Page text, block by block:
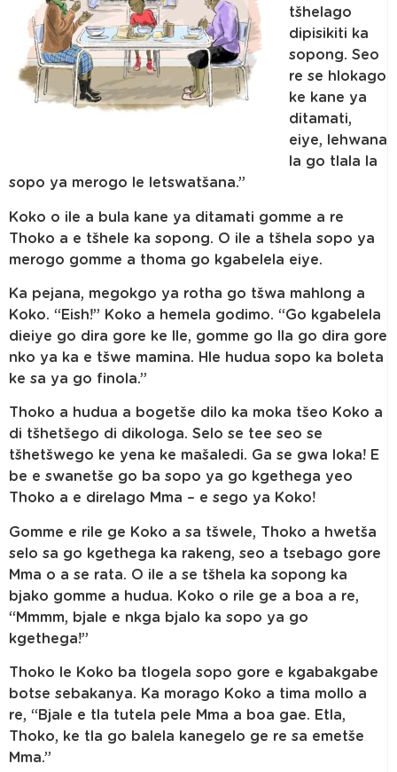
tšhelago
dipisikiti ka
sopong. Seo
re se hlokago
ke kane ya
ditamati,
eiye, lehwana
la go tlala la
sopo ya merogo le letswatšana.”
Koko o ile a bula kane ya ditamati gomme a re
Thoko a e tšhele ka sopong. O ile a tšhela sopo ya
merogo gomme a thoma go kgabelela eiye.
Ka pejana, megokgo ya rotha go tšwa mahlong a
Koko. “Eish!” Koko a hemela godimo. “Go kgabelela
dieiye go dira gore ke lle, gomme go lla go dira gore
nko ya ka e tšwe mamina. Hle hudua sopo ka boleta
ke sa ya go finola.”
Thoko a hudua a bogetše dilo ka moka tšeo Koko a
di tšhetšego di dikologa. Selo se tee seo se
tšhetšwego ke yena ke mašaledi. Ga se gwa loka! E
be e swanetše go ba sopo ya go kgethega yeo
Thoko a e direlago Mma – e sego ya Koko!
Gomme e rile ge Koko a sa tšwele, Thoko a hwetša
selo sa go kgethega ka rakeng, seo a tsebago gore
Mma o a se rata. O ile a se tšhela ka sopong ka
bjako gomme a hudua. Koko o rile ge a boa a re,
“Mmmm, bjale e nkga bjalo ka sopo ya go
kgethega!”
Thoko le Koko ba tlogela sopo gore e kgabakgabe
botse sebakanya. Ka morago Koko a tima mollo a
re, “Bjale e tla tutela pele Mma a boa gae. Etla,
Thoko, ke tla go balela kanegelo ge re sa emetše
Mma.”